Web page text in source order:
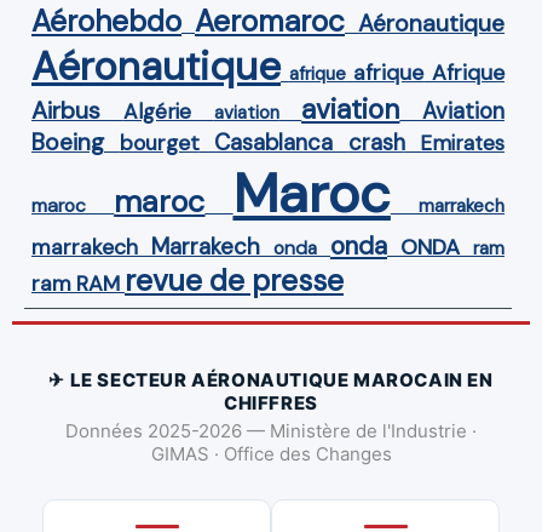
Aérohebdo Aeromaroc Aéronautique
Aéronautique afrique afrique Afrique
Airbus Algérie aviation aviation Aviation
Boeing bourget Casablanca crash Emirates
maroc maroc Maroc marrakech
marrakech Marrakech onda onda ONDA ram
ram RAM revue de presse
✈ LE SECTEUR AÉRONAUTIQUE MAROCAIN EN
CHIFFRES
Données 2025-2026 — Ministère de l'Industrie ·
GIMAS · Office des Changes